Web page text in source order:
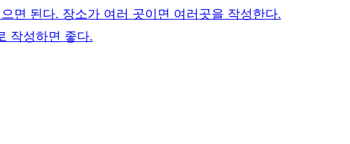
면 된다. 장소가 여러 곳이면 여러곳을 작성한다.
작성하면 좋다.